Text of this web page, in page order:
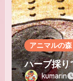
アニマルの森
ハーブ採
kumarin